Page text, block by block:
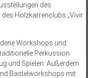
des
Holzkarrenclubs „Vivir
Workshops und
Perkussion
und Spielen. Außerdem
Bastelworkshops mit